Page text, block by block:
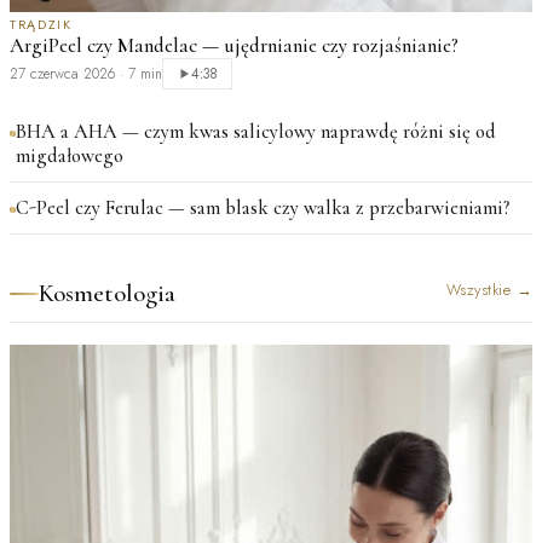
TRĄDZIK
ArgiPeel czy Mandelac — ujędrnianie czy rozjaśnianie?
27 czerwca 2026 · 7 min 4:38
BHA a AHA — czym kwas salicylowy naprawdę różni się od
migdałowego
C-Peel czy Ferulac — sam blask czy walka z przebarwieniami?
Kosmetologia Wszystkie →